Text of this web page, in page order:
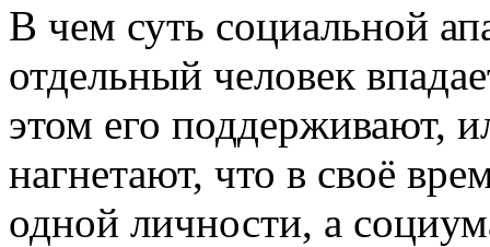
В чем суть социальной
отдельный человек
этом его поддерживают,
нагнетают, что в своё
одной личности, а